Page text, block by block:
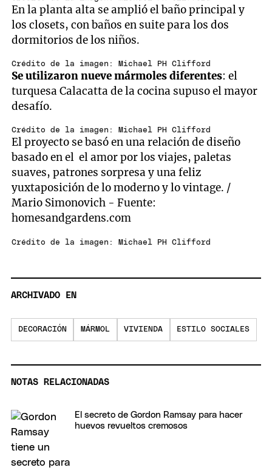
En la planta alta se amplió el baño principal y
los closets, con baños en suite para los dos
dormitorios de los niños.
Crédito de la imagen: Michael PH Clifford
Se utilizaron nueve mármoles diferentes: el
turquesa Calacatta de la cocina supuso el mayor
desafío.
Crédito de la imagen: Michael PH Clifford
El proyecto se basó en una relación de diseño
basado en el el amor por los viajes, paletas
suaves, patrones sorpresa y una feliz
yuxtaposición de lo moderno y lo vintage. /
Mario Simonovich - Fuente:
homesandgardens.com
Crédito de la imagen: Michael PH Clifford
ARCHIVADO EN
DECORACIÓN MÁRMOL VIVIENDA ESTILO SOCIALES
NOTAS RELACIONADAS
El secreto de Gordon Ramsay para hacer
huevos revueltos cremosos